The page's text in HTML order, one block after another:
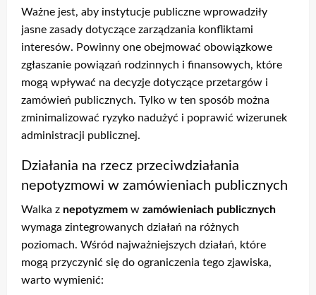
Ważne jest, aby instytucje publiczne wprowadziły
jasne zasady dotyczące zarządzania konfliktami
interesów. Powinny one obejmować obowiązkowe
zgłaszanie powiązań rodzinnych i finansowych, które
mogą wpływać na decyzje dotyczące przetargów i
zamówień publicznych. Tylko w ten sposób można
zminimalizować ryzyko nadużyć i poprawić wizerunek
administracji publicznej.
Działania na rzecz przeciwdziałania
nepotyzmowi w zamówieniach publicznych
Walka z nepotyzmem w zamówieniach publicznych
wymaga zintegrowanych działań na różnych
poziomach. Wśród najważniejszych działań, które
mogą przyczynić się do ograniczenia tego zjawiska,
warto wymienić: